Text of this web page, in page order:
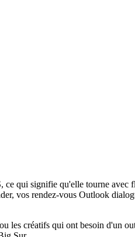
qui signifie qu'elle tourne
vos rendez-vous Outlook
les créatifs qui ont besoin d'un